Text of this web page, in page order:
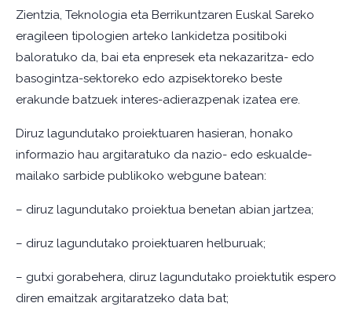
Zientzia, Teknologia eta Berrikuntzaren Euskal Sareko
eragileen tipologien arteko lankidetza positiboki
baloratuko da, bai eta enpresek eta nekazaritza- edo
basogintza-sektoreko edo azpisektoreko beste
erakunde batzuek interes-adierazpenak izatea ere.
Diruz lagundutako proiektuaren hasieran, honako
informazio hau argitaratuko da nazio- edo eskualde-
mailako sarbide publikoko webgune batean:
– diruz lagundutako proiektua benetan abian jartzea;
– diruz lagundutako proiektuaren helburuak;
– gutxi gorabehera, diruz lagundutako proiektutik espero
diren emaitzak argitaratzeko data bat;